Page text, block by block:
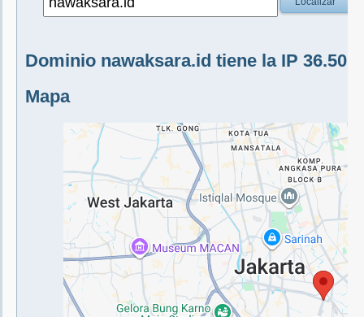
Dominio nawaksara.id tiene la IP
Mapa